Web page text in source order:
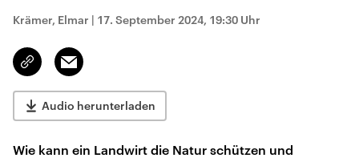
Krämer, Elmar | 17. September 2024, 19:30 Uhr
Link
kopieren/teilen
Email
Audio herunterladen
Wie kann ein Landwirt die Natur schützen und